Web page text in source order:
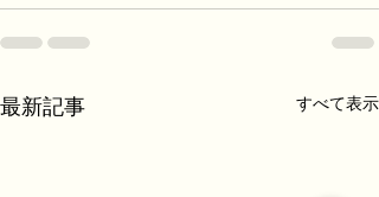
最新記事 すべて表示